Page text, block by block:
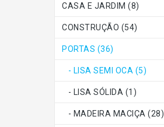
CASA E JARDIM (8)
CONSTRUÇÃO (54)
PORTAS (36)
- LISA SEMI OCA (5)
- LISA SÓLIDA (1)
- MADEIRA MACIÇA (28)